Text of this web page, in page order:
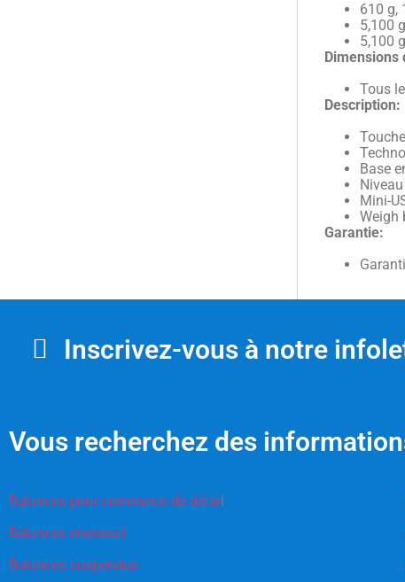
610 g,
5,100
5,100
Dimensions
Tous
Description:
Base
Mini-
Weigh
Garantie:
Inscrivez-vous à notre
Vous recherchez des
Balances pour commerce de détail
Balances monorail
Balances suspendue